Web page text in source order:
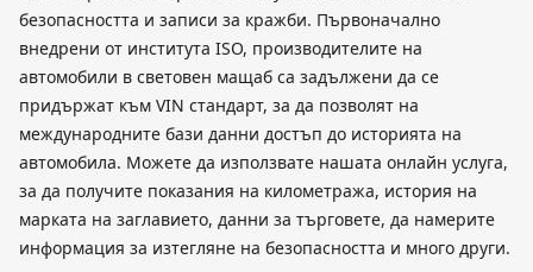
безопасността и записи за кражби. Първоначално
внедрени от института ISO, производителите на
автомобили в световен мащаб са задължени да се
придържат към VIN стандарт, за да позволят на
международните бази данни достъп до историята на
автомобила. Можете да използвате нашата онлайн услуга,
за да получите показания на километража, история на
марката на заглавието, данни за търговете, да намерите
информация за изтегляне на безопасността и много други.